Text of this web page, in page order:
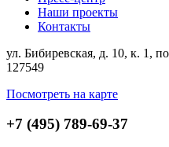
Наши проекты
Контакты
ул. Бибиревская, д. 10, к. 1,
127549
Посмотреть на карте
+7 (495) 789-69-37